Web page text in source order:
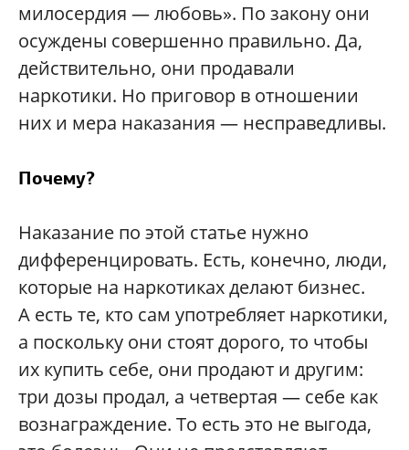
милосердия — любовь». По закону они
осуждены совершенно правильно. Да,
действительно, они продавали
наркотики. Но приговор в отношении
них и мера наказания — несправедливы.
Почему?
Наказание по этой статье нужно
дифференцировать. Есть, конечно, люди,
которые на наркотиках делают бизнес.
А есть те, кто сам употребляет наркотики,
а поскольку они стоят дорого, то чтобы
их купить себе, они продают и другим:
три дозы продал, а четвертая — себе как
вознаграждение. То есть это не выгода,